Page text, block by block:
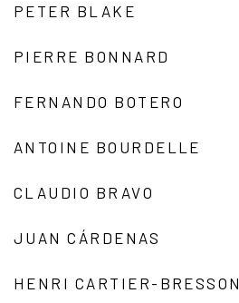
PETER BLAKE
PIERRE BONNARD
FERNANDO BOTERO
ANTOINE BOURDELLE
CLAUDIO BRAVO
JUAN CÁRDENAS
HENRI CARTIER-BRESSON